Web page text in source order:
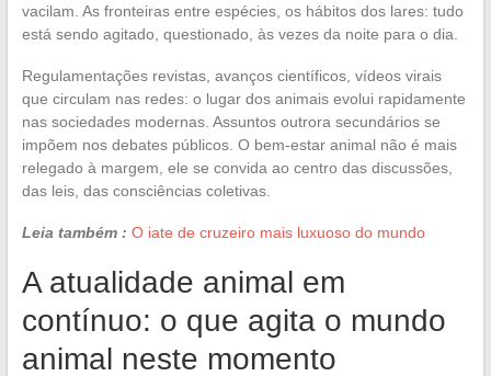
vacilam. As fronteiras entre espécies, os hábitos dos lares: tudo
está sendo agitado, questionado, às vezes da noite para o dia.
Regulamentações revistas, avanços científicos, vídeos virais
que circulam nas redes: o lugar dos animais evolui rapidamente
nas sociedades modernas. Assuntos outrora secundários se
impõem nos debates públicos. O bem-estar animal não é mais
relegado à margem, ele se convida ao centro das discussões,
das leis, das consciências coletivas.
Leia também : O iate de cruzeiro mais luxuoso do mundo
A atualidade animal em
contínuo: o que agita o mundo
animal neste momento